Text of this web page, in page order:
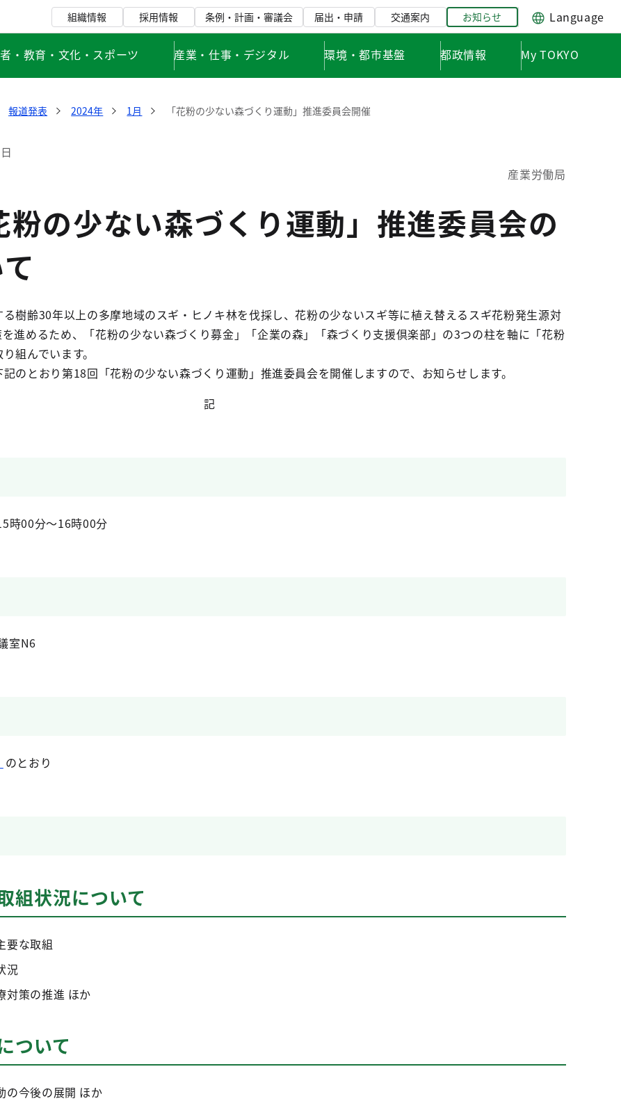
組織情報 採用情報 条例・計画・審議会 届出・申請 交通案内 お知らせ Language
・教育・文化・スポーツ 産業・仕事・デジタル 環境・都市基盤 都政情報 My TOKYO
報道発表 2024年 1月 「花粉の少ない森づくり運動」推進委員会開催
産業労働局
の少ない森づくり運動」推進委員会の
樹齢30年以上の多摩地域のスギ・ヒノキ林を伐採し、花粉の少ないスギ等に植え替えるスギ花粉発生源対
進めるため、「花粉の少ない森づくり募金」「企業の森」「森づくり支援倶楽部」の3つの柱を軸に「花粉
組んでいます。
のとおり第18回「花粉の少ない森づくり運動」推進委員会を開催しますので、お知らせします。
記
時00分～16時00分
室N6
のとおり
組状況について
要な取組
況
対策の推進 ほか
ついて
の今後の展開 ほか